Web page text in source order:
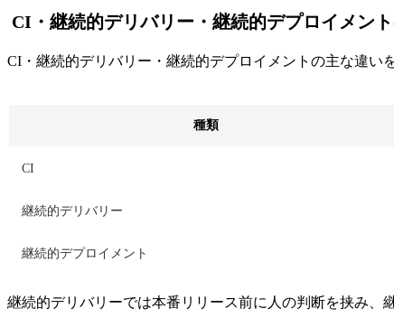
CI・継続的デリバリー・継続的デプロイメン
CI・継続的デリバリー・継続的デプロイメントの主な違い
種類
CI
継続的デリバリー
継続的デプロイメント
継続的デリバリーでは本番リリース前に人の判断を挟み、